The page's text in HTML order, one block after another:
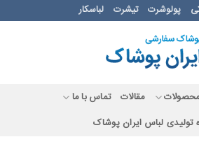
پولوشرت تیشرت لباسکار
مقالات
تماس با ما
تولیدی لباس ایران پوشاک